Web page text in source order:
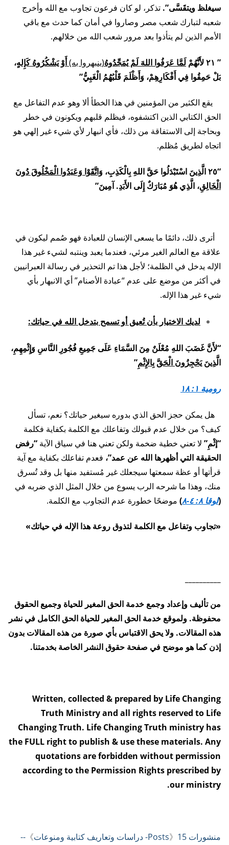
سيغلظ ويتقَسَّى”. تذكر، لو كان فرعون تجاوب مع الله وأخرج
شعبه لتبارك شعب مصر وصاروا في أمان كما حدث مع باقي
الأمم الذين لم يتأذوا بعد مرور شعب الله من خلالهم.
” ٢١ لأَنَّهُمْ لَمَّا عَرَفُوا اللهَ لَمْ يُمَجِّدُوهُ(ينبهروا به)أَوْ يَشْكُرُوهُ كَإِلهٍ،
بَلْ حَمِقُوا فِي أَفْكَارِهِمْ، وَأَظْلَمَ قَلْبُهُمُ الْغَبِيُّ”
يقع الكثير من المؤمنين في هذا الخطأ ألا وهو عدم التفاعل مع
الحق الكتابي الذين اكتشفوه، فيظلم قلبهم ويكونون في خطر
وبحاجة إلى الاستفاقة من ذلك، فأي انبهار لأي شيء غير إلهي هو
اتجاه لطريق مُظلم.
“٢٥ الَّذِينَ اسْتَبْدَلُوا حَقَّ اللهِ بِالْكَذِبِ،
وَاتَّقَوْا وَعَبَدُوا الْمَخْلُوقَ دُونَ
الْخَالِقِ، الَّذِي هُوَ مُبَارَكٌ إِلَى الأَبَدِ. آمِينَ”
أترى ذلك، دائمًا ما يسعى الإنسان للعبادة فهو صُمم ليكون في
علاقة مع العالم الغير مرئي، فعندما يعبد وينتبه لشيء غير هذا
الإله يدخل في الظلمة؛ لأجل هذا تم التحذير في رسالة العبرانيين
في أكثر من موضع على عدم “عبادة الأصنام” أي الانبهار بأي
شيء غير هذا الإله.
لديك الاختيار بأن تُعيق أو تسمح بتدخل الله في حياتك:
“لأَنَّ غَضَبَ اللهِ مُعْلَنٌ مِنَ السَّمَاءِ عَلَى جَمِيعِ فُجُورِ النَّاسِ وَإِثْمِهِمِ،
الَّذِينَيَحْجِزُونَ الْحَقَّ بِالإِثْمِ”
رومية ١: ١٨
هل يمكن حجز الحق الذي بدوره سيغير حياتك؟ نعم، تسأل
كيف؟ من خلال عدم قبولك وتفاعلك مع الكلمة بكفاية فكلمة
“إثْمِ” لا تعني خطية ضخمة ولكن تعني هنا في سياق الآية “رفض
الحقيقة التي أظهرها الله عن عمد”، فعدم تفاعلك بكفاية مع آية
قرأتها أو عظة سمعتها سيجعلك غير مُستفيد منها بل وقد تُسرق
منك، وهذا ما شرحه الرب يسوع من خلال المثل الذي ضربه في
(لوقا ٨: ٤-٨ ) موضحًا خطورة عدم التجاوب مع الكلمة.
«تجاوب وتفاعل مع الكلمة لتذوق روعة هذا الإله في حياتك»
من تأليف وإعداد وجمع خدمة الحق المغير للحياة وجميع الحقوق
محفوظة. ولموقع خدمة الحق المغير للحياة الحق الكامل في نشر
هذه المقالات. ولا يحق الاقتباس بأي صورة من هذه المقالات بدون
إذن كما هو موضح في صفحة حقوق النشر الخاصة بخدمتنا.
Written, collected & prepared by Life Changing
Truth Ministry and all rights reserved to Life
Changing Truth. Life Changing Truth ministry has
the FULL right to publish & use these materials. Any
quotations are forbidden without permission
according to the Permission Rights prescribed by
our ministry
.
منشورات Posts 》 15- دراسات وتعاريف كتابية ومنوعات 》
--